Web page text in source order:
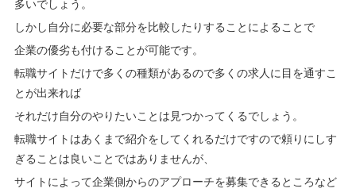
多いでしょう。
しかし自分に必要な部分を比較したりすることによることで
企業の優劣も付けることが可能です。
転職サイトだけで多くの種類があるので多くの求人に目を通すこ
とが出来れば
それだけ自分のやりたいことは見つかってくるでしょう。
転職サイトはあくまで紹介をしてくれるだけですので頼りにしす
ぎることは良いことではありませんが、
サイトによって企業側からのアプローチを募集できるところなど